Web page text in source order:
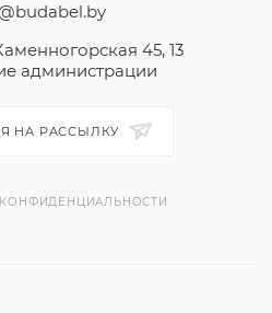
45, 13
администрации
НА РАССЫЛКУ